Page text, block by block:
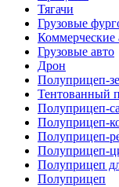
Тягачи
Грузовые
Коммерческие
Грузовые авто
Дрон
Полуприцеп-
Тентованный
Полуприцеп-
Полуприцеп-
Полуприцеп-
Полуприцеп-
Полуприцеп
Полуприцеп